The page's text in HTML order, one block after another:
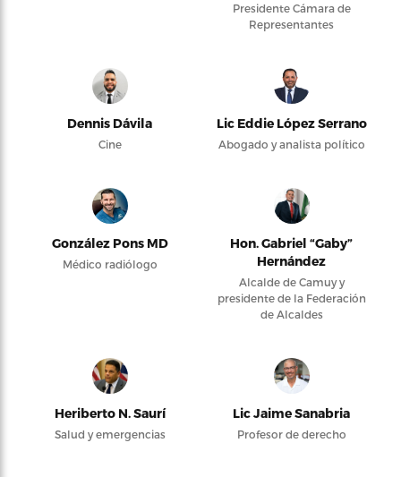
Presidente Cámara de
Representantes
Dennis Dávila
Cine
Lic Eddie López Serrano
Abogado y analista político
González Pons MD
Médico radiólogo
Hon. Gabriel “Gaby”
Hernández
Alcalde de Camuy y
presidente de la Federación
de Alcaldes
Heriberto N. Saurí
Salud y emergencias
Lic Jaime Sanabria
Profesor de derecho